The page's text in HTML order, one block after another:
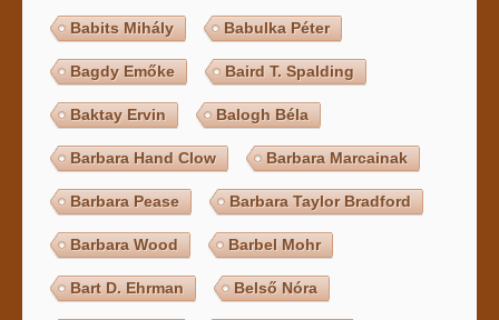
Babits Mihály Babulka Péter
Bagdy Emőke Baird T. Spalding
Baktay Ervin Balogh Béla
Barbara Hand Clow Barbara Marcainak
Barbara Pease Barbara Taylor Bradford
Barbara Wood Barbel Mohr
Bart D. Ehrman Belső Nóra